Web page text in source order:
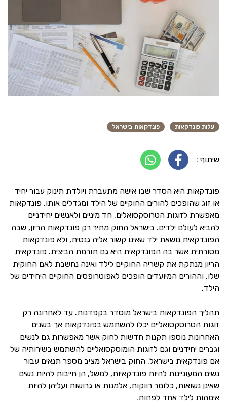
עלות פונדקאות פונדקאות בישראל
שיתוף :
פונדקאות היא הסדר שבו אישה מתעברת ויולדת תינוק עבור יחיד
או זוג שהופכים להורים החוקיים של הילד ומגדלים אותו. פונדקאות
מאפשרת לזוגות הטרוסקסואלים, חד מיניים ולאנשים יחידניים
להביא לעולם ילדים. בישראל החוק מתיר רק פונדקאות הריון, שבה
הפונדקאית נושאת ילד שאינו קשור אליה גנטית, ולא פונדקאות
מסורתית אשר בה הפונדקאית היא גם תורמת הביצית. פונדקאית
הריון מנתקת את קשריה החוקיים לילד ואינה נחשבת לאם החוקית
שלו, וההורים המיועדים הופכים לאפוטרופסים החוקיים היחידים של
הילד.
תהליך הפונדקאות בישראל מוסדר בקפדנות. עד לאחרונה רק
זוגות הטרוסקסואליים יכלו להשתמש בפונדקאות אך בשנים
האחרונות נוספו תקנות חדשות לחוק אשר מאפשרות גם לנשים
וגברים יחידניים וגם לזוגות הומוסקסואליים להשתמש בשירותיה של
אם פונדקאית בישראל. החוק בישראל מציב מספר תנאים עבור
נשים המעוניינות להיות פונדקאיות, למשל, הן חייבות להיות נשים
שאינן נשואות, כלומר רווקות, אלמנות או גרושות ועליהן להיות
אימהות לילד אחד לפחות.